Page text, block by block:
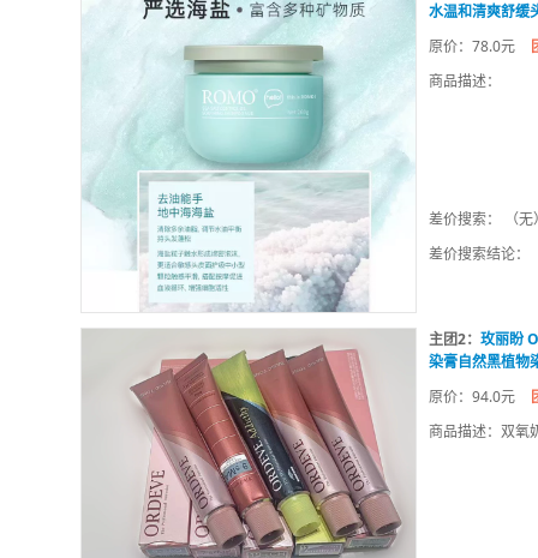
水温和清爽舒缓
原价：78.0元
商品描述：
差价搜索： （无
差价搜索结论：
主团2： 玫丽盼
染膏自然黑植物
原价：94.0元
商品描述：双氧